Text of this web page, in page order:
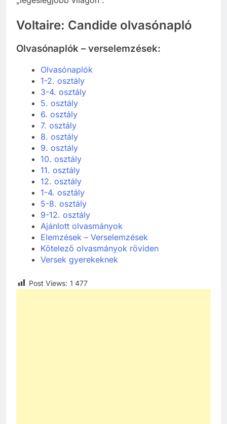
Voltaire: Candide olvasónapló
Olvasónaplók – verselemzések:
Olvasónaplók
1-2. osztály
3-4. osztály
5. osztály
6. osztály
7. osztály
8. osztály
9. osztály
10. osztály
11. osztály
12. osztály
1-4. osztály
5-8. osztály
9-12. osztály
Ajánlott olvasmányok
Elemzések – Verselemzések
Kötelező olvasmányok röviden
Versek gyerekeknek
Post Views: 1 477